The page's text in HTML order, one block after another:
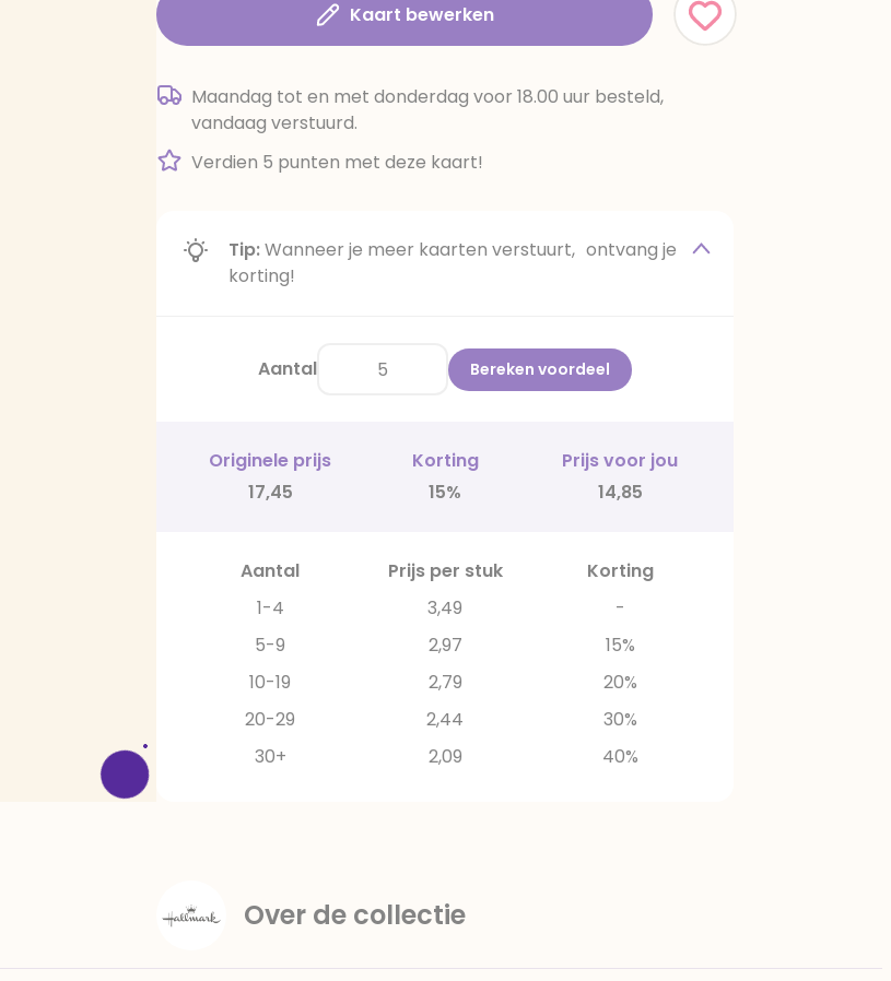
Kaart bewerken
Maandag tot en met donderdag voor 18.00 uur besteld,
vandaag verstuurd.
Verdien 5 punten met deze kaart!
Tip:Wanneer je meer kaarten verstuurt, ontvang je
korting!
Aantal Bereken voordeel
Originele prijs Korting
Prijs voor jou
17,45
15% 14,85
Aantal Prijs per stuk
Korting
1-4
3,49
-
5-9
2,97
15%
10-19
2,79
20%
20-29
2,44
30%
30+
2,09 40%
Over de collectie